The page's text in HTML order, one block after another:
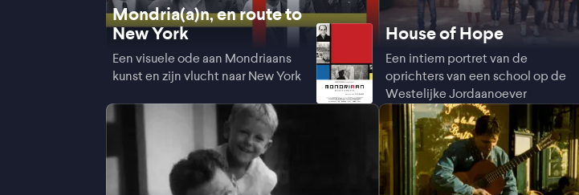
Mondria(a)n, en route to
New York
Een visuele ode aan Mondriaans
kunst en zijn vlucht naar New York
House of Hope
Een intiem portret van de
oprichters van een school op de
Westelijke Jordaanoever